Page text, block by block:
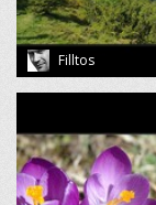
Filltos